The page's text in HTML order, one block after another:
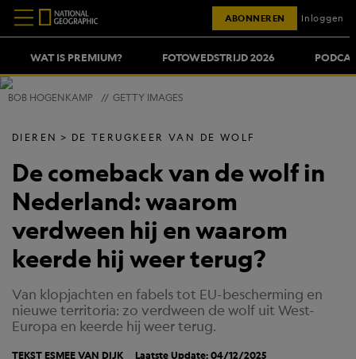
WAT IS PREMIUM? FOTOWEDSTRIJD 2026
ABONNEREN Inloggen
BOB HOGENKAMP // GETTY IMAGES
DIEREN DE TERUGKEER VAN DE WOLF
De comeback van de wolf in
Nederland: waarom
verdween hij en waarom
keerde hij weer terug?
Van klopjachten en fabels tot EU-bescherming en
nieuwe territoria: zo verdween de wolf uit West-
Europa en keerde hij weer terug.
TEKST ESMEE VAN DIJK Laatste Update: 04/12/2025